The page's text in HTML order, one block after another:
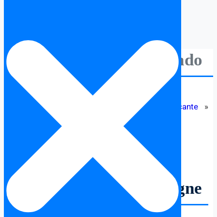
Avocat Benidorm-Abogado
» Province d’Alicante»
avocat situé à Benidorm
Avocat Benidorm Espagne